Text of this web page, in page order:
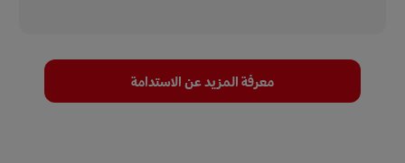
معرفة المزيد عن الاستدامة